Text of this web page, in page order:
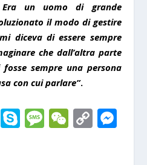
Era un uomo di grande
il modo di gestire
diceva di essere sempre
che dall’altra parte
sempre una persona
con cui parlare”.
Li S M W C